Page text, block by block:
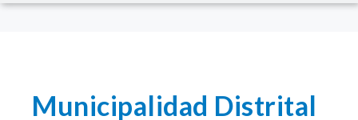
Municipalidad Distrital